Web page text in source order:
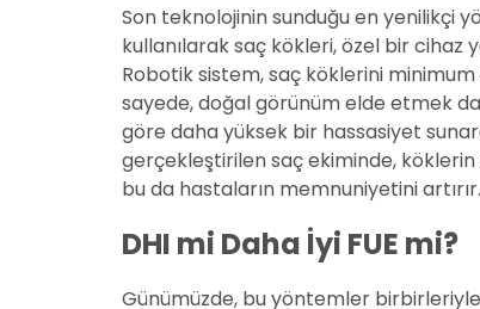
Son teknolojinin sunduğu en yenilikçi
kullanılarak saç kökleri, özel bir cihaz
Robotik sistem, saç köklerini
sayede, doğal görünüm elde etmek
göre daha yüksek bir hassasiyet
gerçekleştirilen saç ekiminde,
bu da hastaların memnuniyetini artırır.
DHI mi Daha İyi FUE mi?
Günümüzde, bu yöntemler